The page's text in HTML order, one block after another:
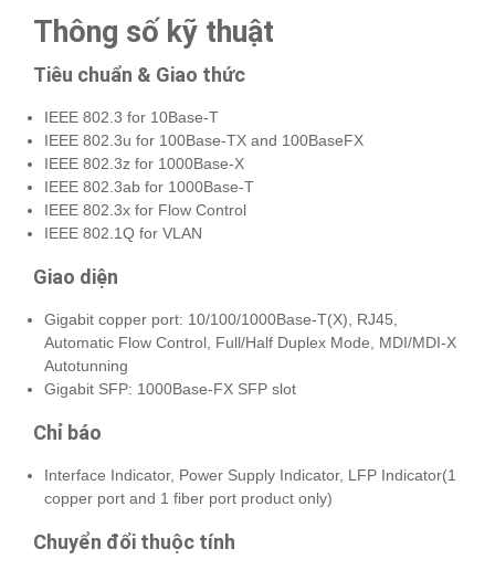
Thông số kỹ thuật
Tiêu chuẩn & Giao thức
IEEE 802.3 for 10Base-T
IEEE 802.3u for 100Base-TX and 100BaseFX
IEEE 802.3z for 1000Base-X
IEEE 802.3ab for 1000Base-T
IEEE 802.3x for Flow Control
IEEE 802.1Q for VLAN
Giao diện
Gigabit copper port: 10/100/1000Base-T(X), RJ45,
Automatic Flow Control, Full/Half Duplex Mode, MDI/MDI-X
Autotunning
Gigabit SFP: 1000Base-FX SFP slot
Chỉ báo
Interface Indicator, Power Supply Indicator, LFP Indicator(1
copper port and 1 fiber port product only)
Chuyển đổi thuộc tính